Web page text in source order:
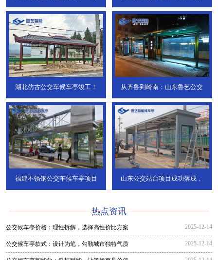
湖北仿古公交车候车亭竣工！ 从齐鲁到岭南：山东鲁艺公交
福建不锈钢公交车候车亭项目 山东公交站台项目成功落成，
热点资讯
公交候车亭价格：理性拆解，选择高性价比方案 2025-12-14
公交候车亭款式：设计为笔，勾勒城市独特气质 2025-12-14